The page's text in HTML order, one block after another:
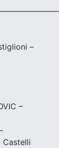
–
–
Castelli